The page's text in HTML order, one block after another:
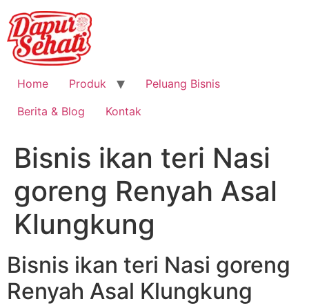
Home Produk
Peluang Bisnis
Berita & Blog
Kontak
Bisnis ikan teri Nasi
goreng Renyah Asal
Klungkung
Bisnis ikan teri Nasi goreng
Renyah Asal Klungkung